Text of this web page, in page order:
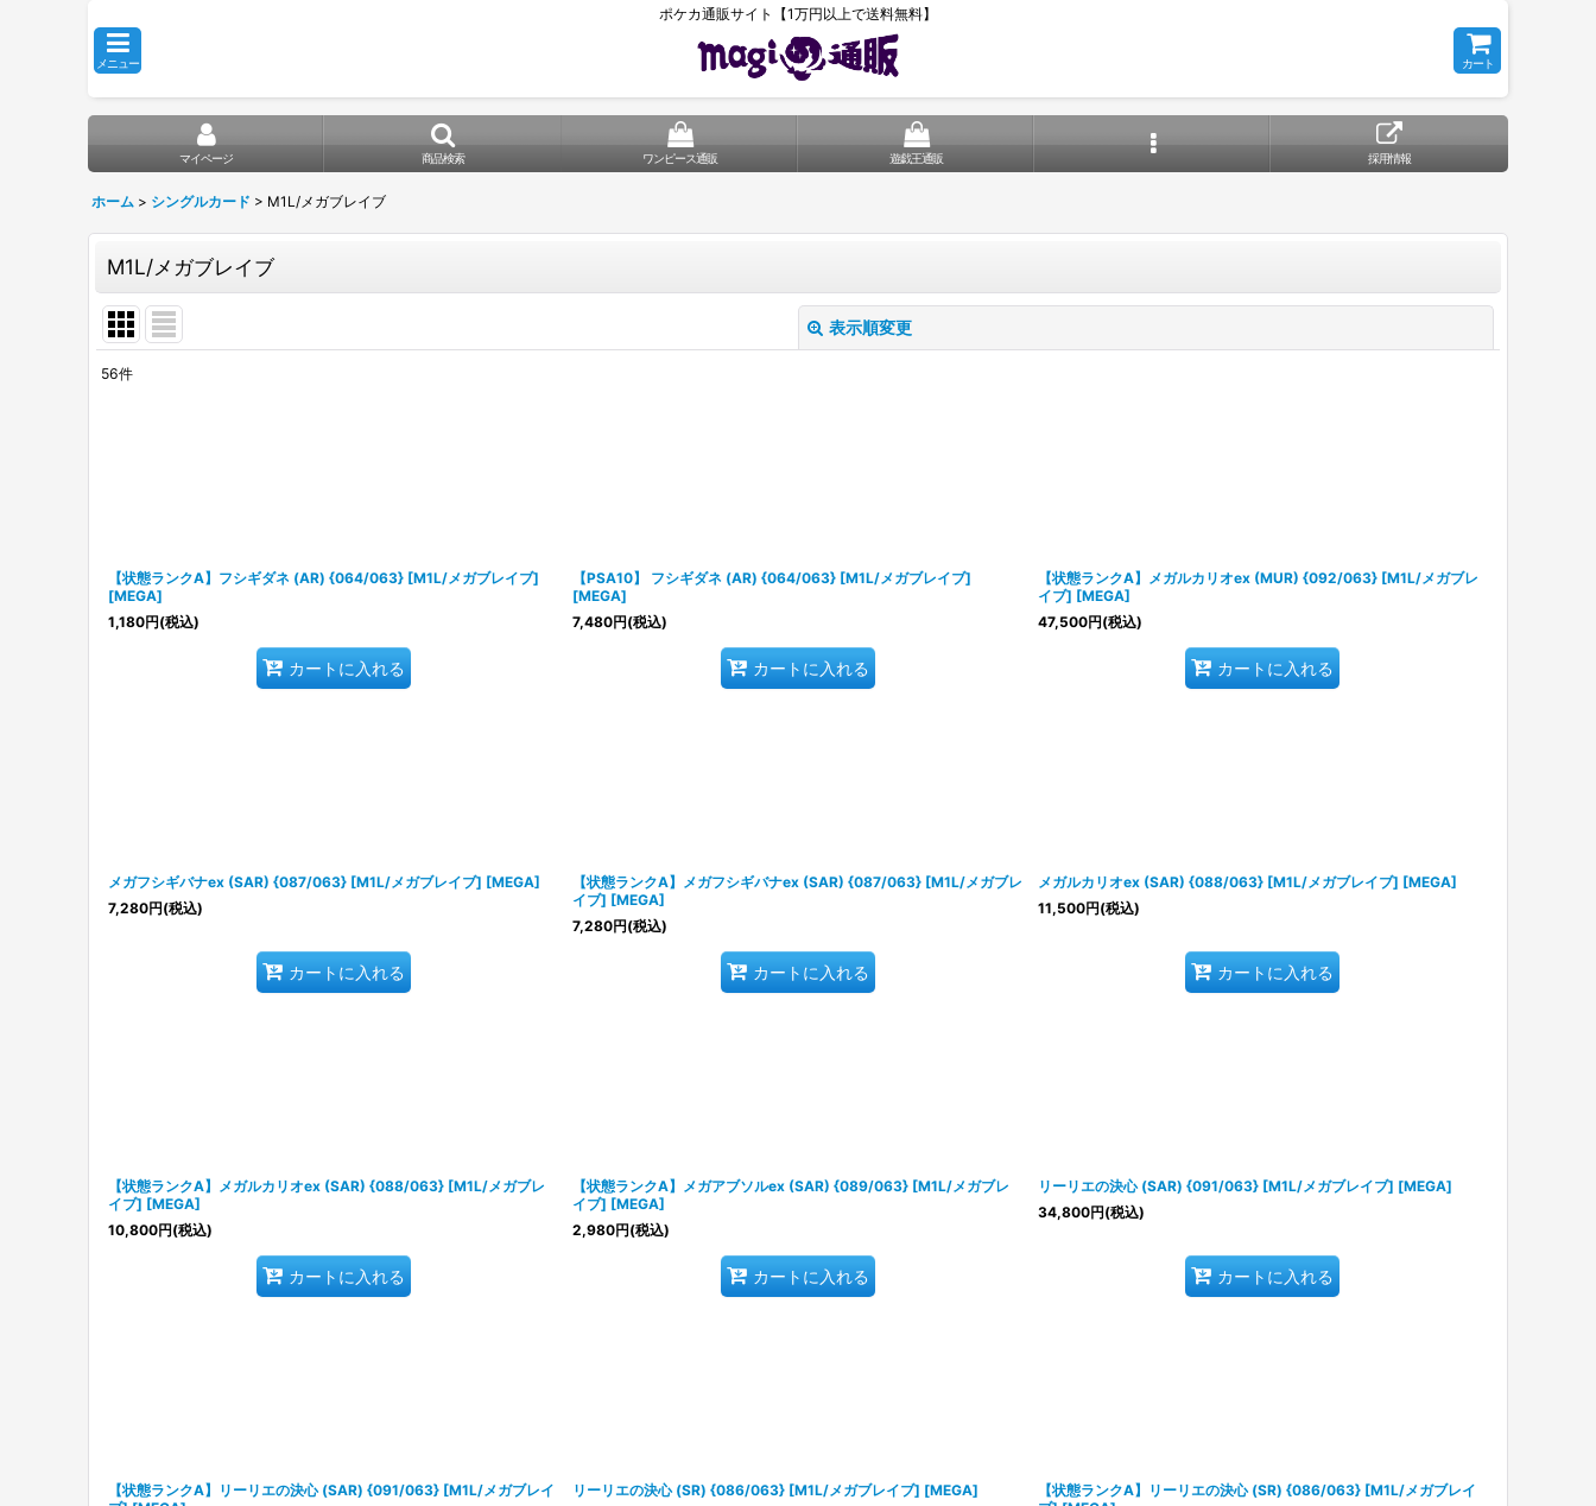
ポケカ通販サイト【1万円以上で送料無料】
メニュー カート
マイページ 商品検索 ワンピース通販 遊戯王通販 採用情報
ホーム > シングルカード > M1L/メガブレイブ
M1L/メガブレイブ
表示順変更
絞り込む
56件
【状態ランクA】フシギダネ (AR) {064/063} [M1L/メガブレイブ]
[MEGA]
1,180円(税込)
カートに入れる
【PSA10】 フシギダネ (AR) {064/063} [M1L/メガブレイブ]
[MEGA]
7,480円(税込)
カートに入れる
【状態ランクA】メガルカリオex (MUR) {092/063} [M1L/メガブレ
イブ] [MEGA]
47,500円(税込)
カートに入れる
メガフシギバナex (SAR) {087/063} [M1L/メガブレイブ] [MEGA]
7,280円(税込)
カートに入れる
【状態ランクA】メガフシギバナex (SAR) {087/063} [M1L/メガブレ
イブ] [MEGA]
7,280円(税込)
カートに入れる
メガルカリオex (SAR) {088/063} [M1L/メガブレイブ] [MEGA]
11,500円(税込)
カートに入れる
【状態ランクA】メガルカリオex (SAR) {088/063} [M1L/メガブレ
イブ] [MEGA]
10,800円(税込)
カートに入れる
【状態ランクA】メガアブソルex (SAR) {089/063} [M1L/メガブレ
イブ] [MEGA]
2,980円(税込)
カートに入れる
リーリエの決心 (SAR) {091/063} [M1L/メガブレイブ] [MEGA]
34,800円(税込)
カートに入れる
【状態ランクA】リーリエの決心 (SAR) {091/063} [M1L/メガブレイ
リーリエの決心 (SR) {086/063} [M1L/メガブレイブ] [MEGA]
【状態ランクA】リーリエの決心 (SR) {086/063} [M1L/メガブレイ